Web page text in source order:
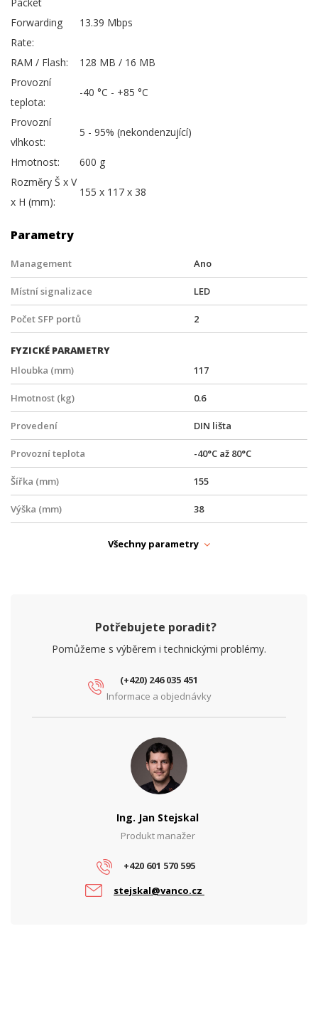
Forwarding
Rate:
13.39 Mbps
RAM / Flash:
128 MB / 16 MB
Provozní
teplota:
-40 °C - +85 °C
Provozní
vlhkost:
5 - 95% (nekondenzující)
Hmotnost:
600 g
Rozměry Š x V
x H (mm):
155 x 117 x 38
Parametry
Management Ano
Místní signalizace LED
Počet SFP portů 2
FYZICKÉ PARAMETRY
Hloubka (mm)
117
Hmotnost (kg) 0.6
Provedení DIN lišta
Provozní teplota -40°C až 80°C
Šířka (mm) 155
Výška (mm) 38
PARAMETRY ETHERNET
Ochrana proti podpětí
Ano
Tepelná ochrana Ano
802.3at, 802.3bt
Všechny parametry
Potřebujete poradit?
Pomůžeme s výběrem i technickými problémy.
(+420) 246 035 451
Informace a objednávky
Ing. Jan Stejskal
Produkt manažer
+420 601 570 595
stejskal@vanco.cz